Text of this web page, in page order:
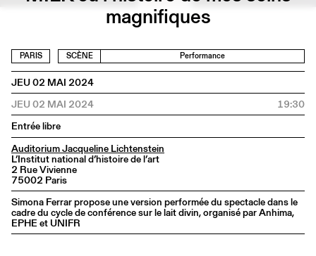
magnifiques
PARIS SCÈNE Performance
JEU 02 MAI 2024
JEU 02 MAI 2024
19:30
Entrée libre
Auditorium Jacqueline Lichtenstein
L’Institut national d’histoire de l’art
2 Rue Vivienne
75002 Paris
Simona Ferrar propose une version performée du spectacle dans le
cadre du cycle de conférence sur le lait divin, organisé par Anhima,
EPHE et UNIFR